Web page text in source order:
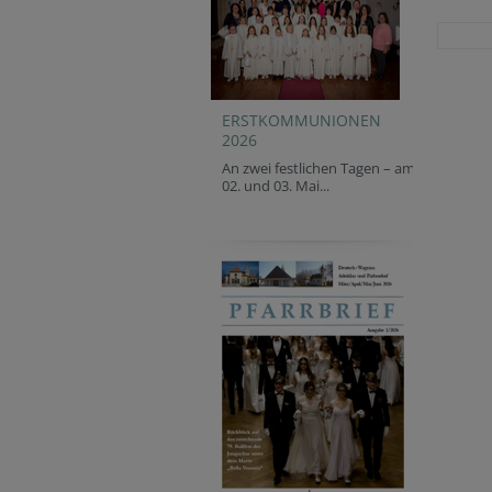
ERSTKOMMUNIONEN
2026
An zwei festlichen Tagen – am
02. und 03. Mai...